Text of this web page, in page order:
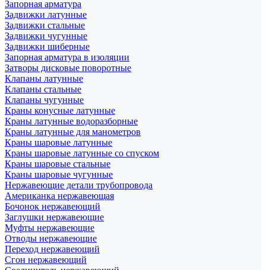
Запорная арматура
Задвижки латунные
Задвижки стальные
Задвижки чугунные
Задвижки шиберные
Запорная арматура в изоляции
Затворы дисковые поворотные
Клапаны латунные
Клапаны стальные
Клапаны чугунные
Краны конусные латунные
Краны латунные водоразборные
Краны латунные для манометров
Краны шаровые латунные
Краны шаровые латунные со спуском
Краны шаровые стальные
Краны шаровые чугунные
Нержавеющие детали трубопровода
Американка нержавеющая
Бочонок нержавеющий
Заглушки нержавеющие
Муфты нержавеющие
Отводы нержавеющие
Переход нержавеющий
Сгон нержавеющий